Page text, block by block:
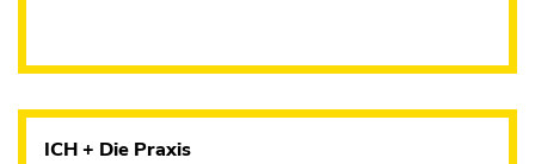
ICH + Die Praxis